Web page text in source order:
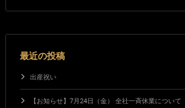
最近の投稿
出産祝い
【お知らせ】7月24日（金） 全社一斉休業について